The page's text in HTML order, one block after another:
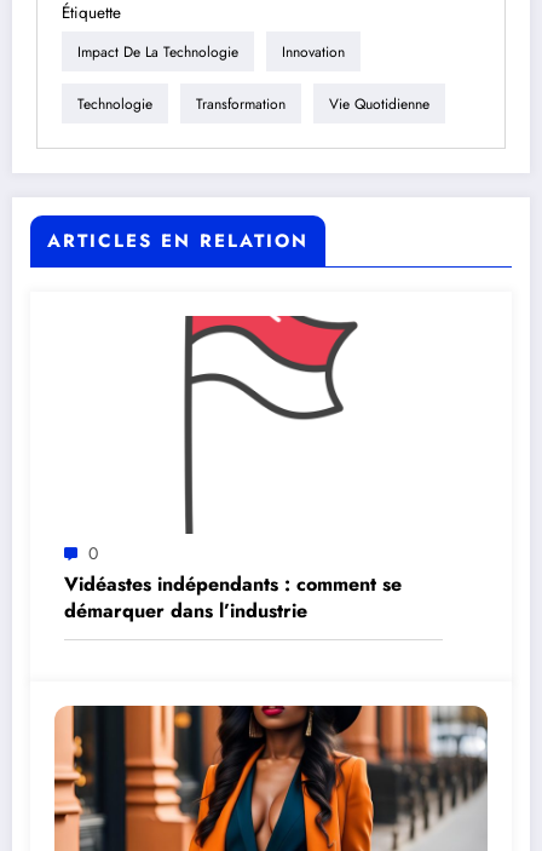
Étiquette
Impact De La Technologie Innovation
Technologie Transformation Vie Quotidienne
ARTICLES EN RELATION
0
Vidéastes indépendants : comment se
démarquer dans l’industrie